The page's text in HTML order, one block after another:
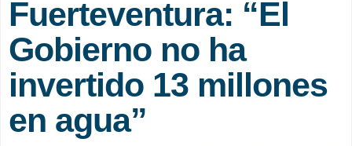
Fuerteventura: “El
Gobierno no ha
invertido 13 millones
en agua”